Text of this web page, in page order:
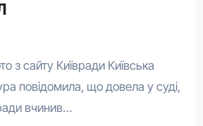
повідомила, що довела у суді,
вчинив…